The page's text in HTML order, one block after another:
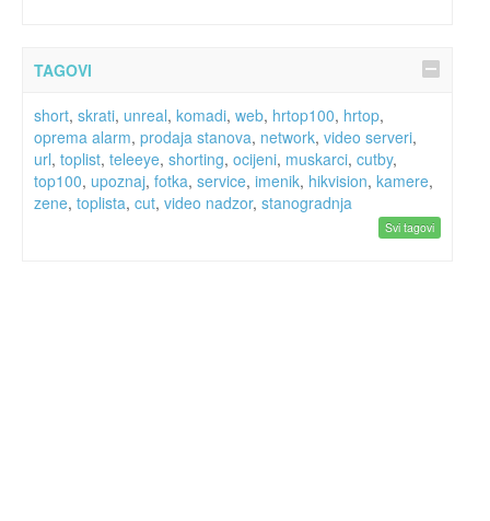
TAGOVI
short, skrati, unreal, komadi, web, hrtop100, hrtop,
oprema alarm, prodaja stanova, network, video serveri,
url, toplist, teleeye, shorting, ocijeni, muskarci, cutby,
top100, upoznaj, fotka, service, imenik, hikvision, kamere,
zene, toplista, cut, video nadzor, stanogradnja
Svi tagovi